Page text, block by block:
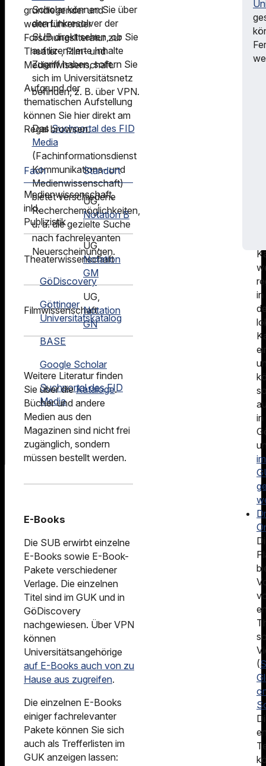
Scholar können Sie über
den Linkresolver der
SUB direkt sehen, ob Sie
auf lizenzierte Inhalte
Zugriff haben, sofern Sie
sich im Universitätsnetz
befinden, z. B. über VPN.
DasSuchportal des FID
Media
(Fachinformationsdienst
Kommunikations- und
Medienwissenschaft)
bietet verschiedene
Recherchemöglichkeiten,
u. a. die gezielte Suche
nach fachrelevanten
Neuerscheinungen.
GöDiscovery
Göttinger
Universitätskatalog
BASE
Google Scholar
Suchportal des FID
Media
grundlegender und
weiterführender
Forschungsliteratur zur
Theater-, Film- und
Medienwissenschaft.
Aufgrund der
thematischen Aufstellung
können Sie hier direkt am
Regal browsen.
Fach
Standort
Medienwissenschaft,
inkl.
Publizistik
UG,
Notation B
Theaterwissenschaft
UG,
Notation
GM
Filmwissenschaft
UG,
Notation
GN
Weitere Literatur finden
Sie über dieKataloge.
Bücher und andere
Medien aus den
Magazinen sind nicht frei
zugänglich, sondern
müssen bestellt werden.
E-Books
Die SUB erwirbt einzelne
E-Books sowie E-Book-
Pakete verschiedener
Verlage. Die einzelnen
Titel sind im GUK und in
GöDiscovery
nachgewiesen. Über VPN
können
Universitätsangehörige
auf E-Books auch von zu
Hause aus zugreifen.
Die einzelnen E-Books
einiger fachrelevanter
Pakete können Sie sich
auch als Trefferlisten im
GUK anzeigen lassen:
u.
a.
in
in
im
(